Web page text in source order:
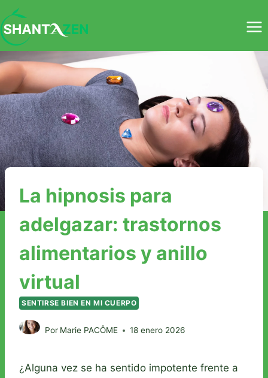
Saltar
al
contenido
La hipnosis para
adelgazar: trastornos
alimentarios y anillo
virtual
SENTIRSE BIEN EN MI CUERPO
Por Marie PACÔME 18 enero 2026
¿Alguna vez se ha sentido impotente frente a